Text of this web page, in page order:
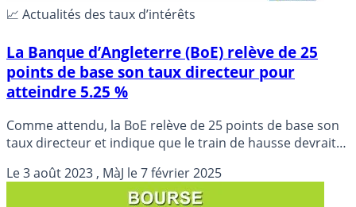
📈 Actualités des taux d’intérêts
La Banque d’Angleterre (BoE) relève de 25
points de base son taux directeur pour
atteindre 5.25 %
Comme attendu, la BoE relève de 25 points de base son
taux directeur et indique que le train de hausse devrait
Le3 août 2023 , MàJ le7 février 2025